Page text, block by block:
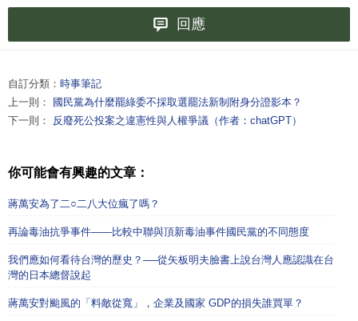
回應
自訂分類： 時事筆記
上一則：
國民黨為什麼罷綠委不採取選罷法新制附身分證影本？
下一則： 反廢死公投案之違憲性與人權爭議（作者：chatGPT）
你可能會有興趣的文章：
蔣萬安為了二○二八大位瘋了嗎？
再論毒油抗爭事件——比較中聯與頂新毒油事件國民黨的不同態度
我們應如何看待台灣的歷史？──從矢板明夫臉書上說台灣人應認識在台
灣的日本總督說起
蔣萬安對颱風的「料敵從寬」，企業及國家 GDP的損失誰買單？